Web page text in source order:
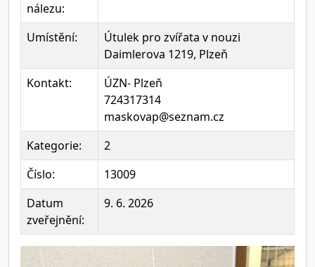
nálezu:
Umístění:
Útulek pro zvířata v nouzi
Daimlerova 1219, Plzeň
Kontakt:
ÚZN- Plzeň
724317314
maskovap@seznam.cz
Kategorie:
2
Číslo:
13009
Datum
zveřejnění:
9. 6. 2026